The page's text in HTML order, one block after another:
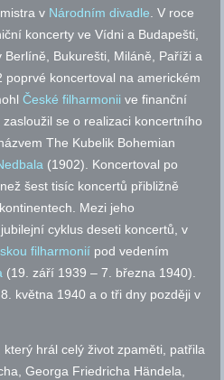
v Národním divadle. V roce
koncerty ve Vídni a Budapešti,
Bukurešti, Miláně, Paříži a
poprvé koncertoval na americkém
České filharmonii ve finanční
se o realizaci koncertního
The Kubelik Bohemian
(1902). Koncertoval po
šest tisíc koncertů přibližně
Mezi jeho
cyklus deseti koncertů, v
filharmonií pod vedením
(19. září 1939 – 7. března 1940).
května 1940 a o tři dny později v
hrál celý život zpaměti, patřila
Georga Friedricha Händela,